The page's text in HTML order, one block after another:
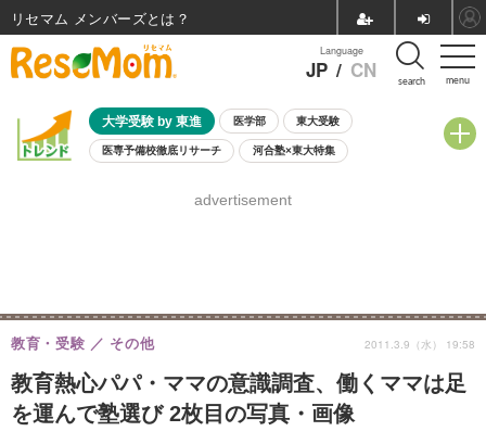
menu
Language
JP / CN search
大学受験 by 東進 医学部 東大受験
医専予備校徹底リサーチ 河合塾×東大特集
8月開催学校説明会・相談会
advertisement
教育熱心パパ・ママの意識調査、働くママは足
を運んで塾選び 2枚目の写真・画像
教育・受験 その他 2011.3.9（水） 19:58
リセマム メンバーズ